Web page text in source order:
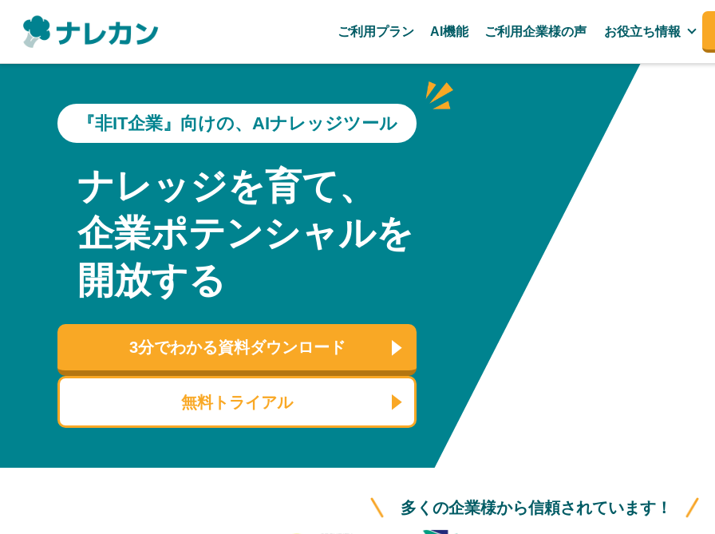
ご利用プラン AI機能 ご利用企業様の声 お役立ち情報
『非IT企業』向けの、AIナレッジツール
ナレッジを育て、
企業ポテンシャルを
開放する
3分でわかる資料ダウンロード
無料トライアル
多くの企業様から信頼されています！